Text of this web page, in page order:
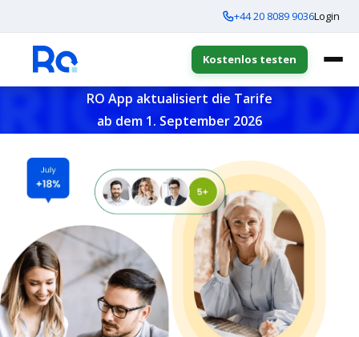
+44 20 8089 9036Login
Kostenlos testen
RO App aktualisiert die Tarife
ab dem 1. September 2026